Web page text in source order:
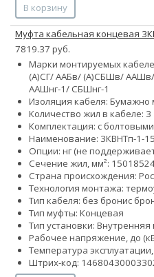
В корзину
Муфта кабельная концевая
7819.37 руб.
Марки монтируемых
(А)СГ/ ААБв/ (А)СБШв/
ААШнг-1/ СБШнг-1
Изоляция кабеля: Бумажно
Количество жил в кабеле: 3
Комплектация: с
Наименование: 3КВНТп-1-
Опции: нг (не
Сечение жил, мм²: 150185
Страна происхождения:
Технология монтажа:
Тип кабеля: без бронис
Тип муфты: Концевая
Тип установки:
Рабочее напряжение, до
Температура эксплуатации,
Штрих-код: